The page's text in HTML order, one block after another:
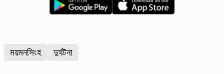
ময়মনসিংহ দুর্ঘটনা